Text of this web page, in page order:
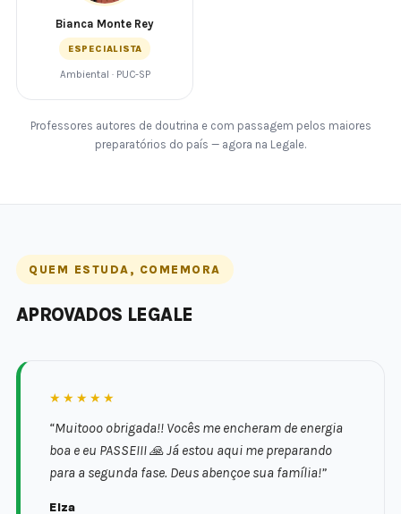
Bianca Monte Rey
ESPECIALISTA
Ambiental · PUC-SP
Professores autores de doutrina e com passagem pelos maiores
preparatórios do país — agora na Legale.
QUEM ESTUDA, COMEMORA
APROVADOS LEGALE
★★★★★
“Muitooo obrigada!! Vocês me encheram de energia
boa e eu PASSEIII 🙏 Já estou aqui me preparando
para a segunda fase. Deus abençoe sua família!”
Elza